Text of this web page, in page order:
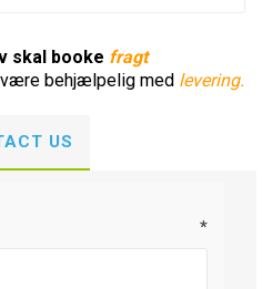
skal booke fragt
være behjælpelig med levering.
US
*